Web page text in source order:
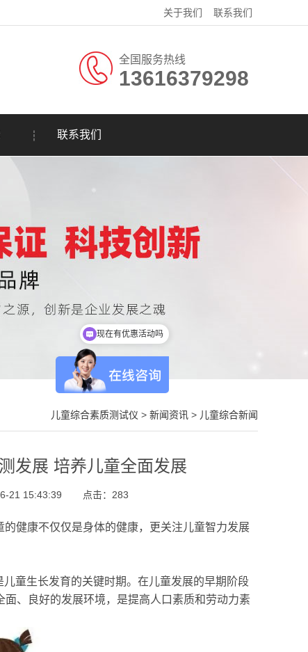
关于我们 联系我们
全国服务热线
13616379298
联系我们
儿童综合素质测试仪 > 新闻资讯 > 儿童综合新闻
发展 培养儿童全面发展
21 15:43:39 点击： 283
健康不仅仅是身体的健康，更关注儿童智力发展
童生长发育的关键时期。在儿童发展的早期阶段
、良好的发展环境，是提高人口素质和劳动力素
可以介绍下你们的产品么
现在有优惠活动吗